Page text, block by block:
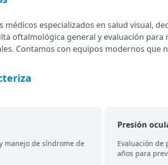
médicos especializados en salud visual,
oftalmológica general y evaluación
Contamos con equipos modernos
manejo de síndrome de
Presión
Evaluación de
años para